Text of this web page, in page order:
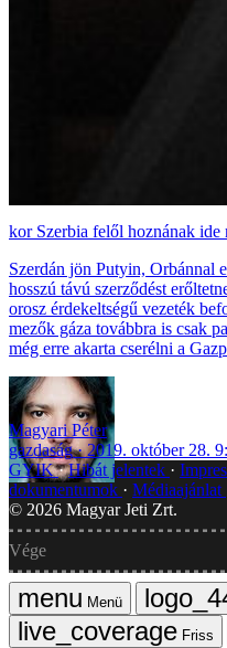
Szerbia felől hoznának ide
Szerdán jön Putyin, Orbánnal
hosszú távú szerződést
orosz érdekeltségű vezeték
mezők gáza továbbra is csak
még erre akarta cserélni a
Magyari Péter
gazdaság
2019. október 28.
GYIK Hibát jelentek
dokumentumok
Médiaajánlat
© 2026 Magyar Jeti Zrt.
Vége
Menü
Friss